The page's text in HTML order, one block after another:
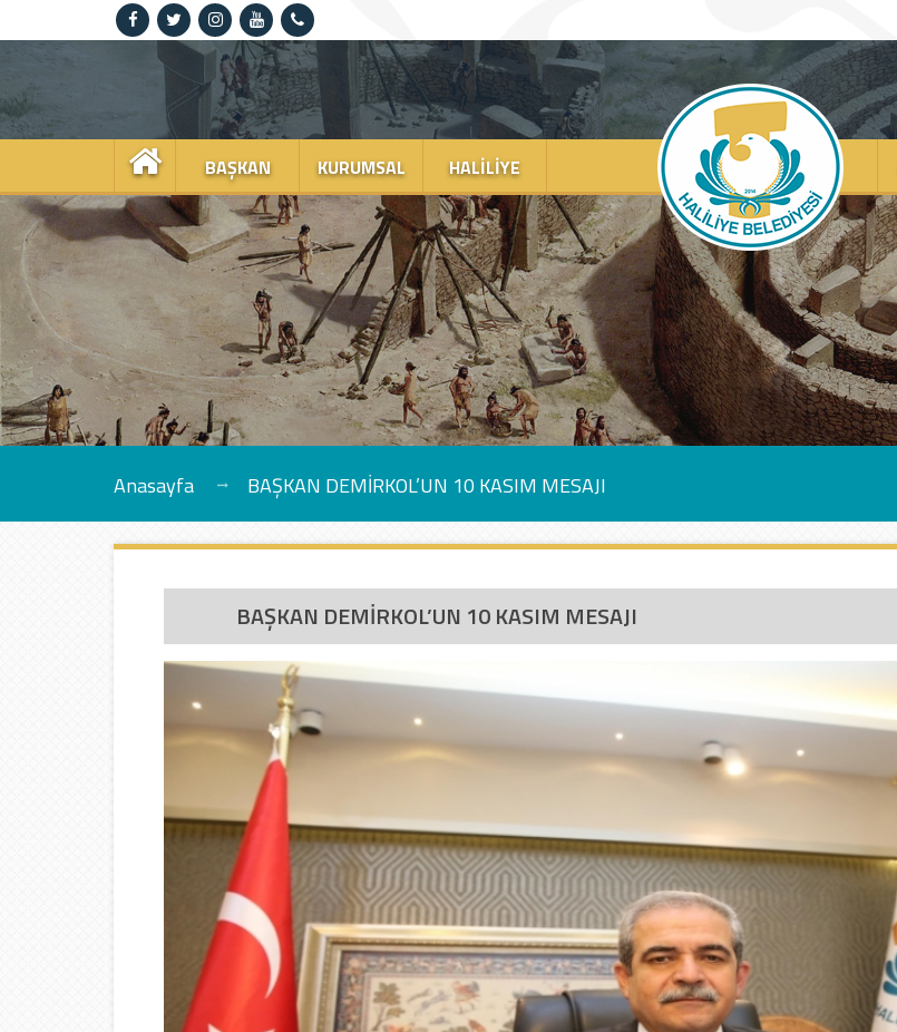
BAŞKAN KURUMSAL HALILIYE
Anasayfa BAŞKAN DEMİRKOL’UN 10 KASIM MESAJI
BAŞKAN DEMİRKOL’UN 10 KASIM MESAJI
Kurumsal
Haliliye
Projeler
Spor
Kültür
Sanat
Güncel